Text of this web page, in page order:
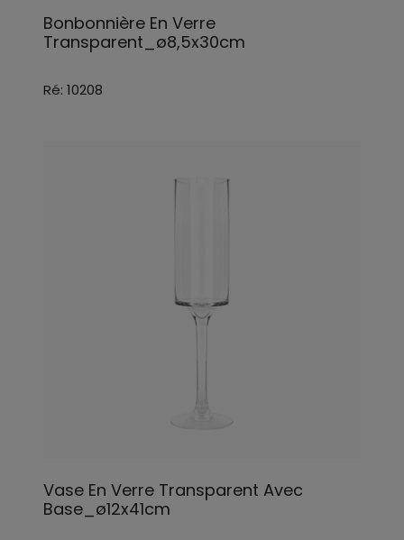
Bonbonnière En Verre
Transparent_ø8,5x30cm
Ré: 10208
Vase En Verre Transparent Avec
Base_ø12x41cm